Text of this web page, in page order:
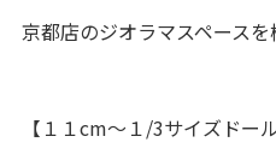
京都店のジオラマスペース
【１１cm～１/3サイズドー